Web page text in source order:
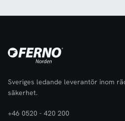
Sveriges ledande leverantör inom
säkerhet.
+46 0520 - 420 200